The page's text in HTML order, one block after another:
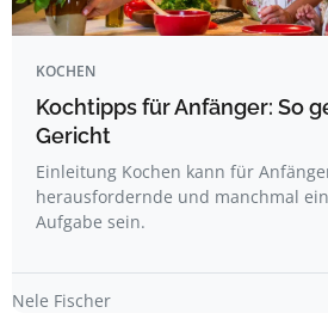
KOCHEN
Kochtipps für Anfänger: So
Gericht
Einleitung Kochen kann für
herausfordernde und manchmal
Aufgabe sein.
Nele Fischer